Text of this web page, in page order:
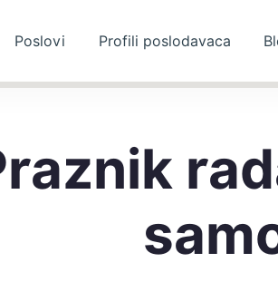
Poslovi Profili poslodavaca